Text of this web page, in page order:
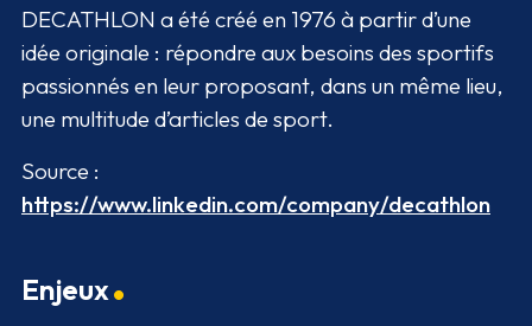
DECATHLON a été créé en 1976 à partir d’une
idée originale : répondre aux besoins des sportifs
passionnés en leur proposant, dans un même lieu,
une multitude d’articles de sport.
Source :
https://www.linkedin.com/company/decathlon
Enjeux